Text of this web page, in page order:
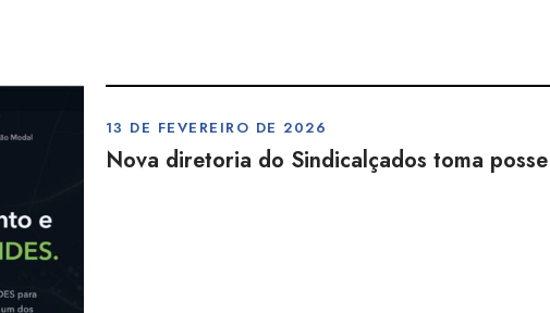
13 DE FEVEREIRO DE 2026
Nova diretoria do Sindicalçados toma posse